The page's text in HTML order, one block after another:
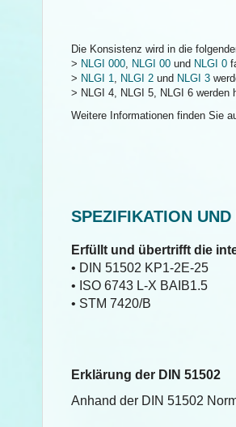
Die Konsistenz wird in die
> NLGI 000, NLGI 00 und NLGI 0
> NLGI 1, NLGI 2 und NLGI 3
> NLGI 4, NLGI 5, NLGI 6 werden
Weitere Informationen finden Sie
SPEZIFIKATION
Erfüllt und übertrifft die
• DIN 51502 KP1-2E-25
• ISO 6743 L-X BAIB1.5
• STM 7420/B
Erklärung der DIN 51502
Anhand der DIN 51502